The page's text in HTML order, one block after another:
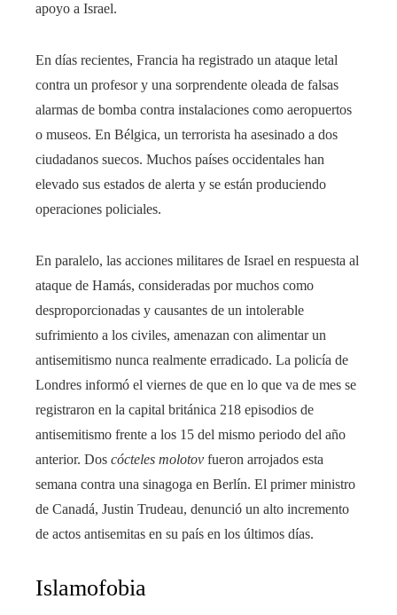
apoyo a Israel.
En días recientes, Francia ha registrado un ataque letal
contra un profesor y una sorprendente oleada de falsas
alarmas de bomba contra instalaciones como aeropuertos
o museos. En Bélgica, un terrorista ha asesinado a dos
ciudadanos suecos. Muchos países occidentales han
elevado sus estados de alerta y se están produciendo
operaciones policiales.
En paralelo, las acciones militares de Israel en respuesta al
ataque de Hamás, consideradas por muchos como
desproporcionadas y causantes de un intolerable
sufrimiento a los civiles, amenazan con alimentar un
antisemitismo nunca realmente erradicado. La policía de
Londres informó el viernes de que en lo que va de mes se
registraron en la capital británica 218 episodios de
antisemitismo frente a los 15 del mismo periodo del año
anterior. Dos cócteles molotov fueron arrojados esta
semana contra una sinagoga en Berlín. El primer ministro
de Canadá, Justin Trudeau, denunció un alto incremento
de actos antisemitas en su país en los últimos días.
Islamofobia